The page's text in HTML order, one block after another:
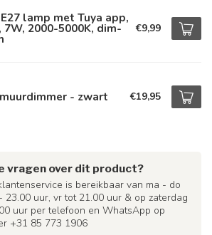
lamp met Tuya app,
7W, 2000-5000K, dim- €9,99
- zwart €19,95
vragen over dit product?
is bereikbaar van ma - do
23.00 uur, vr tot 21.00 uur & op zaterdag
uur per telefoon en WhatsApp op
+31 85 773 1906